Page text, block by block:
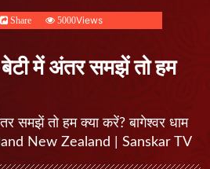
Share 5000Views
में अंतर समझें तो हम
समझें तो हम क्या करें? बागेश्वर धाम
New Zealand | Sanskar TV